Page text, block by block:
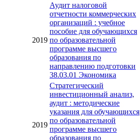
2019
Аудит налоговой
отчетности коммерческих
организаций : учебное
пособие для обучающихся
по образовательной
программе высшего
образования по
направлению подготовки
38.03.01 Экономика
2019
Стратегический
инвестиционный анализ,
аудит : методические
указания для обучающихся
по образовательной
программе высшего
образования по